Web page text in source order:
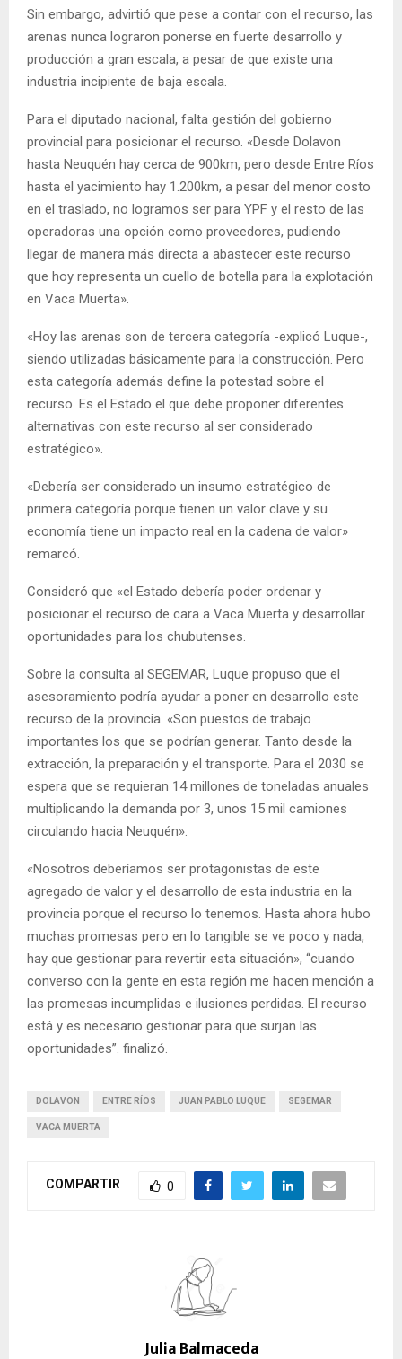
Sin embargo, advirtió que pese a contar con el recurso, las
arenas nunca lograron ponerse en fuerte desarrollo y
producción a gran escala, a pesar de que existe una
industria incipiente de baja escala.
Para el diputado nacional, falta gestión del gobierno
provincial para posicionar el recurso. «Desde Dolavon
hasta Neuquén hay cerca de 900km, pero desde Entre Ríos
hasta el yacimiento hay 1.200km, a pesar del menor costo
en el traslado, no logramos ser para YPF y el resto de las
operadoras una opción como proveedores, pudiendo
llegar de manera más directa a abastecer este recurso
que hoy representa un cuello de botella para la explotación
en Vaca Muerta».
«Hoy las arenas son de tercera categoría -explicó Luque-,
siendo utilizadas básicamente para la construcción. Pero
esta categoría además define la potestad sobre el
recurso. Es el Estado el que debe proponer diferentes
alternativas con este recurso al ser considerado
estratégico».
«Debería ser considerado un insumo estratégico de
primera categoría porque tienen un valor clave y su
economía tiene un impacto real en la cadena de valor»
remarcó.
Consideró que «el Estado debería poder ordenar y
posicionar el recurso de cara a Vaca Muerta y desarrollar
oportunidades para los chubutenses.
Sobre la consulta al SEGEMAR, Luque propuso que el
asesoramiento podría ayudar a poner en desarrollo este
recurso de la provincia. «Son puestos de trabajo
importantes los que se podrían generar. Tanto desde la
extracción, la preparación y el transporte. Para el 2030 se
espera que se requieran 14 millones de toneladas anuales
multiplicando la demanda por 3, unos 15 mil camiones
circulando hacia Neuquén».
«Nosotros deberíamos ser protagonistas de este
agregado de valor y el desarrollo de esta industria en la
provincia porque el recurso lo tenemos. Hasta ahora hubo
muchas promesas pero en lo tangible se ve poco y nada,
hay que gestionar para revertir esta situación», “cuando
converso con la gente en esta región me hacen mención a
las promesas incumplidas e ilusiones perdidas. El recurso
está y es necesario gestionar para que surjan las
oportunidades”. finalizó.
DOLAVON ENTRE RÍOS JUAN PABLO LUQUE SEGEMAR
VACA MUERTA
COMPARTIR 0
Julia Balmaceda